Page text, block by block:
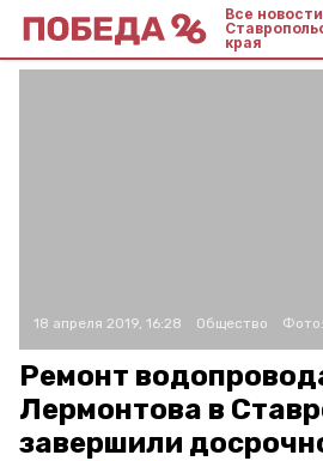
Все новости
края
18 апреля 2019, 16:28 Общество Фото:
Ремонт
Лермонтова в
завершили